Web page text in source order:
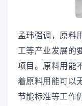
孟玮强调，原料
工等产业发展的
项目。原料用能
着原料用能可以
节能标准等工作